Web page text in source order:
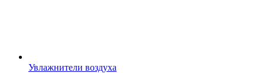
Увлажнители воздуха